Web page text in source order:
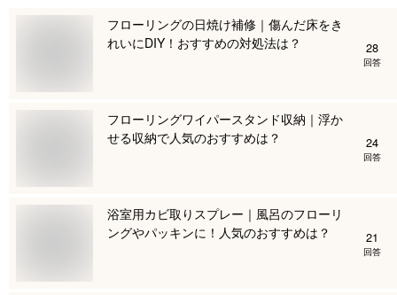
フローリングの日焼け補修｜傷んだ床をき
れいにDIY！おすすめの対処法は？
28
回答
フローリングワイパースタンド収納｜浮か
せる収納で人気のおすすめは？
24
回答
浴室用カビ取りスプレー｜風呂のフローリ
ングやパッキンに！人気のおすすめは？
21
回答